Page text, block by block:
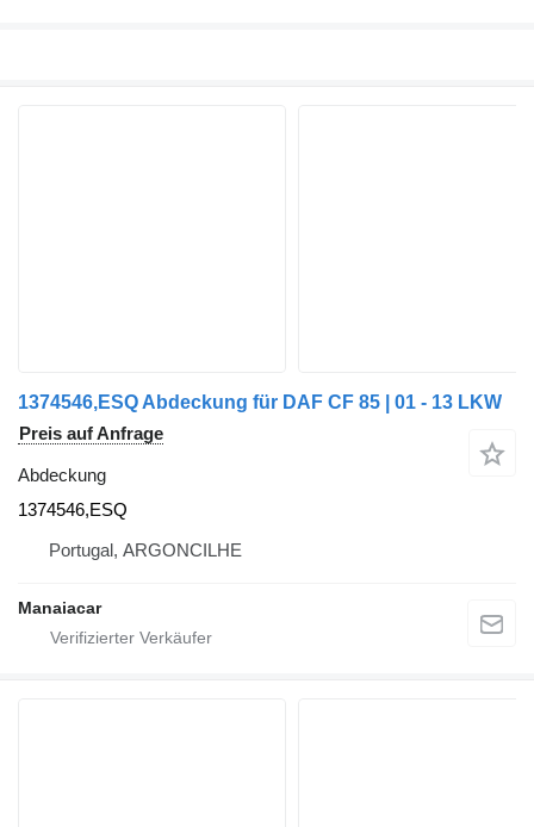
1374546,ESQ Abdeckung für DAF CF 85 | 01 - 13 LKW
Preis auf Anfrage
Abdeckung
1374546,ESQ
Portugal, ARGONCILHE
Manaiacar